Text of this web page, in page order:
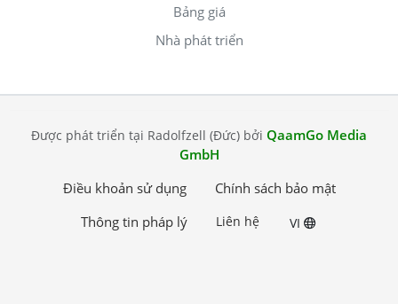
Bảng giá
Nhà phát triển
Được phát triển tại Radolfzell (Đức) bởi QaamGo Media
GmbH
Điều khoản sử dụng
Chính sách bảo mật
Thông tin pháp lý
Liên hệ VI